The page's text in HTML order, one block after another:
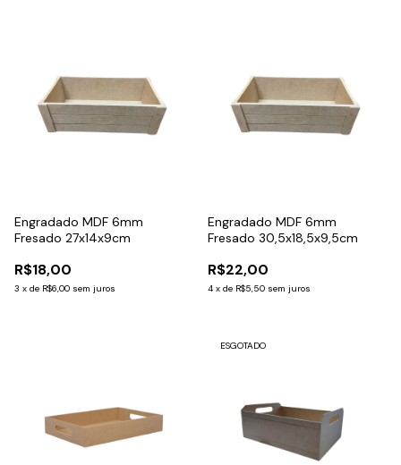
Engradado MDF 6mm
Fresado 27x14x9cm
R$18,00
3 x de R$6,00 sem juros
Engradado MDF 6mm
Fresado 30,5x18,5x9,5cm
R$22,00
4 x de R$5,50 sem juros
ESGOTADO